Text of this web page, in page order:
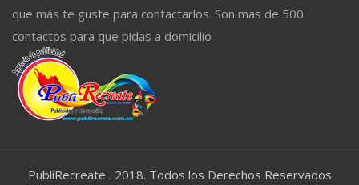
que más te guste para contactarlos. Son mas de 500
contactos para que pidas a domicilio
PubliRecreate . 2018. Todos los Derechos Reservados